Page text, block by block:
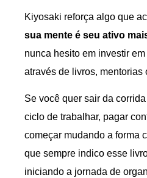
Kiyosaki reforça algo que
sua mente é seu ativo
nunca hesito em investir
através de livros, mentorias
Se você quer sair da
ciclo de trabalhar, pagar
começar mudando a forma
que sempre indico esse
iniciando a jornada de